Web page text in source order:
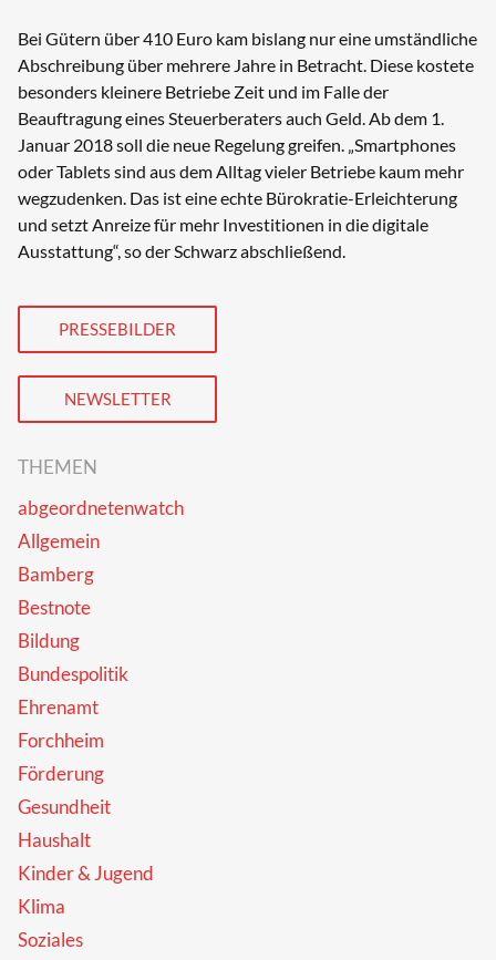
Bei Gütern über 410 Euro kam bislang nur eine umständliche
Abschreibung über mehrere Jahre in Betracht. Diese kostete
besonders kleinere Betriebe Zeit und im Falle der
Beauftragung eines Steuerberaters auch Geld. Ab dem 1.
Januar 2018 soll die neue Regelung greifen. „Smartphones
oder Tablets sind aus dem Alltag vieler Betriebe kaum mehr
wegzudenken. Das ist eine echte Bürokratie-Erleichterung
und setzt Anreize für mehr Investitionen in die digitale
Ausstattung“, so der Schwarz abschließend.
PRESSEBILDER
NEWSLETTER
THEMEN
abgeordnetenwatch
Allgemein
Bamberg
Bestnote
Bildung
Bundespolitik
Ehrenamt
Forchheim
Förderung
Gesundheit
Haushalt
Kinder & Jugend
Klima
Soziales